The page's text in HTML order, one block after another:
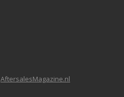
AftersalesMagazine.nl